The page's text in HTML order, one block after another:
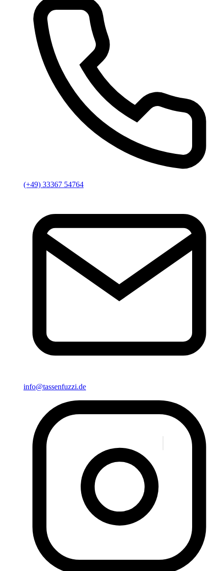
(+49) 33367 54764
info@tassenfuzzi.de